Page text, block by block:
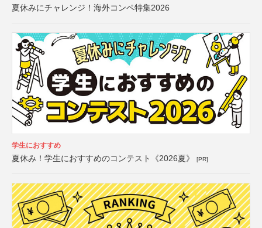
夏休みにチャレンジ！海外コンペ特集2026
学生におすすめ
夏休み！学生におすすめのコンテスト《2026夏》 [PR]